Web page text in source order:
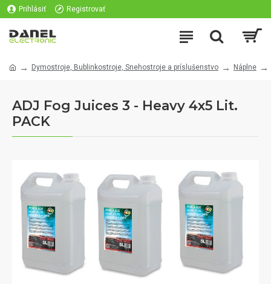
Prihlásiť Registrovať
Dymostroje, Bublinkostroje, Snehostroje a príslušenstvo Náplne
ADJ Fog Juices 3 - Heavy 4x5 Lit.
PACK